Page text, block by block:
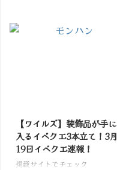
【ワイルズ】装飾品が手に
入るイベクエ3本立て！3月
19日イベクエ速報！
掲載サイトでチェック